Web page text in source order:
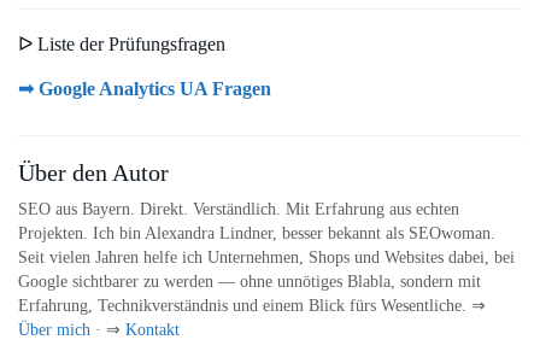
ᐅ Liste der Prüfungsfragen
➟ Google Analytics UA Fragen
Über den Autor
SEO aus Bayern. Direkt. Verständlich. Mit Erfahrung aus echten
Projekten. Ich bin Alexandra Lindner, besser bekannt als SEOwoman.
Seit vielen Jahren helfe ich Unternehmen, Shops und Websites dabei, bei
Google sichtbarer zu werden — ohne unnötiges Blabla, sondern mit
Erfahrung, Technikverständnis und einem Blick fürs Wesentliche. ⇒
Über mich · ⇒ Kontakt